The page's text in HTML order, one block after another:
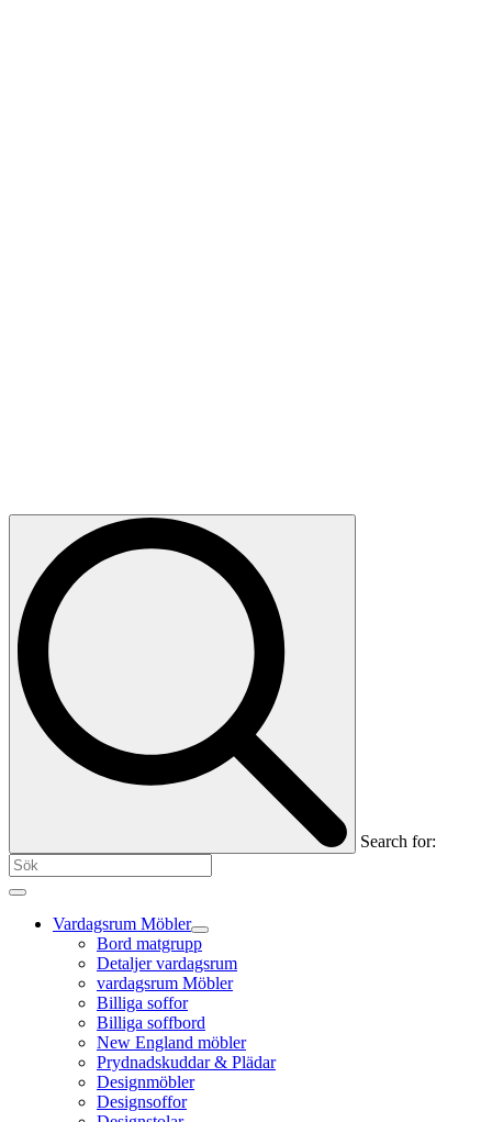
Search for:
Vardagsrum Möbler
Bord matgrupp
Detaljer vardagsrum
vardagsrum Möbler
Billiga soffor
Billiga soffbord
New England möbler
Prydnadskuddar & Plädar
Designmöbler
Designsoffor